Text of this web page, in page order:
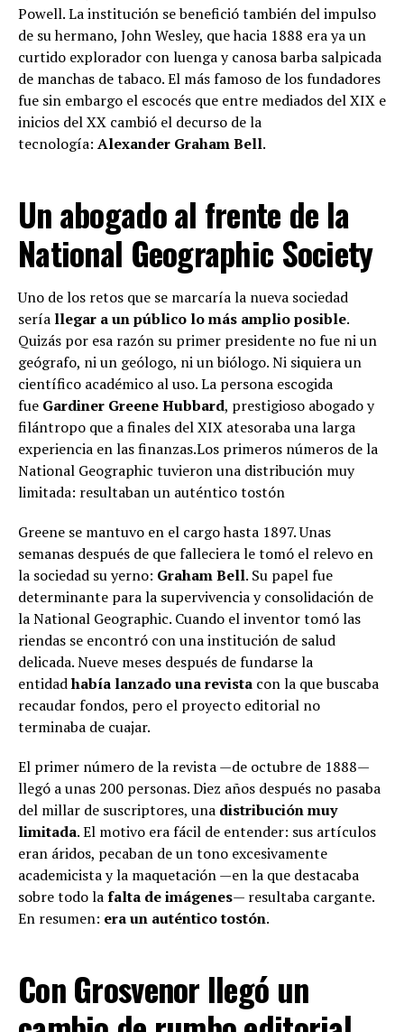
Powell. La institución se benefició también del impulso
de su hermano, John Wesley, que hacia 1888 era ya un
curtido explorador con luenga y canosa barba salpicada
de manchas de tabaco. El más famoso de los fundadores
fue sin embargo el escocés que entre mediados del XIX e
inicios del XX cambió el decurso de la
tecnología: Alexander Graham Bell.
Un abogado al frente de la
National Geographic Society
Uno de los retos que se marcaría la nueva sociedad
sería llegar a un público lo más amplio posible.
Quizás por esa razón su primer presidente no fue ni un
geógrafo, ni un geólogo, ni un biólogo. Ni siquiera un
científico académico al uso. La persona escogida
fue Gardiner Greene Hubbard, prestigioso abogado y
filántropo que a finales del XIX atesoraba una larga
experiencia en las finanzas.Los primeros números de la
National Geographic tuvieron una distribución muy
limitada: resultaban un auténtico tostón
Greene se mantuvo en el cargo hasta 1897. Unas
semanas después de que falleciera le tomó el relevo en
la sociedad su yerno: Graham Bell. Su papel fue
determinante para la supervivencia y consolidación de
la National Geographic. Cuando el inventor tomó las
riendas se encontró con una institución de salud
delicada. Nueve meses después de fundarse la
entidadhabía lanzado una revista con la que buscaba
recaudar fondos, pero el proyecto editorial no
terminaba de cuajar.
El primer número de la revista —de octubre de 1888—
llegó a unas 200 personas. Diez años después no pasaba
del millar de suscriptores, una distribución muy
limitada. El motivo era fácil de entender: sus artículos
eran áridos, pecaban de un tono excesivamente
academicista y la maquetación —en la que destacaba
sobre todo lafalta de imágenes— resultaba cargante.
En resumen: era un auténtico tostón.
Con Grosvenor llegó un